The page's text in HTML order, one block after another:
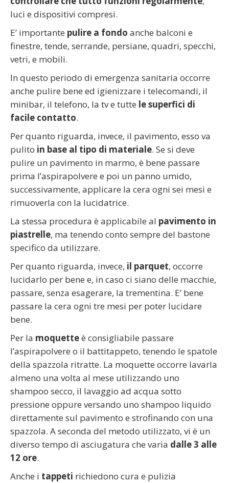
luci e dispositivi compresi.
E’ importante pulire a fondo anche balconi e
finestre, tende, serrande, persiane, quadri, specchi,
vetri, e mobili.
In questo periodo di emergenza sanitaria occorre
anche pulire bene ed igienizzare i telecomandi, il
minibar, il telefono, la tv e tutte le superfici di
facile contatto.
Per quanto riguarda, invece, il pavimento, esso va
pulito in base al tipo di materiale. Se si deve
pulire un pavimento in marmo, è bene passare
prima l’aspirapolvere e poi un panno umido,
successivamente, applicare la cera ogni sei mesi e
rimuoverla con la lucidatrice.
La stessa procedura è applicabile al pavimento in
piastrelle, ma tenendo conto sempre del bastone
specifico da utilizzare.
Per quanto riguarda, invece, il parquet, occorre
lucidarlo per bene e, in caso ci siano delle macchie,
passare, senza esagerare, la trementina. E’ bene
passare la cera ogni tre mesi per poter lucidare
bene.
Per la moquetteè consigliabile passare
l’aspirapolvere o il battitappeto, tenendo le spatole
della spazzola ritratte. La moquette occorre lavarla
almeno una volta al mese utilizzando uno
shampoo secco, il lavaggio ad acqua sotto
pressione oppure versando uno shampoo liquido
direttamente sul pavimento e strofinando con una
spazzola. A seconda del metodo utilizzato, vi è un
diverso tempo di asciugatura che varia dalle 3 alle
12 ore.
Anche i tappeti richiedono cura e pulizia